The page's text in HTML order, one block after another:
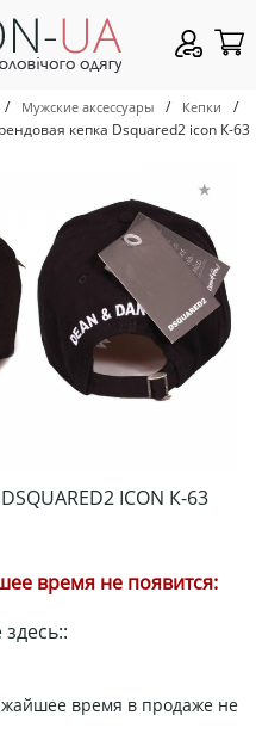
/ Мужские аксессуары / Кепки
/
кепка Dsquared2 icon К-63
ICON К-63
время не появится:
время в продаже не